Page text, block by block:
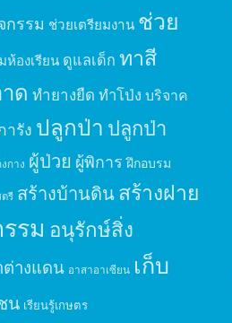
กรรม ช่วยเตรียมงาน ช่วย
ห้องเรียน ดูแลเด็ก ทาสี
ด ทำยางยืด ทำโป่ง บริจาค
ารัง ปลูกป่า ปลูกป่า
กาง ผู้ป่วย ผู้พิการ ฝึกอบรม
รี สร้างบ้านดินสร้างฝาย
รม อนุรักษ์สิ่ง
ต่างแดน อาสาอาเซียน เก็บ
น เรียนรู้เกษตร